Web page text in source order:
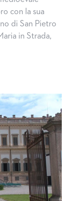
con la sua
di San Pietro
in Strada,